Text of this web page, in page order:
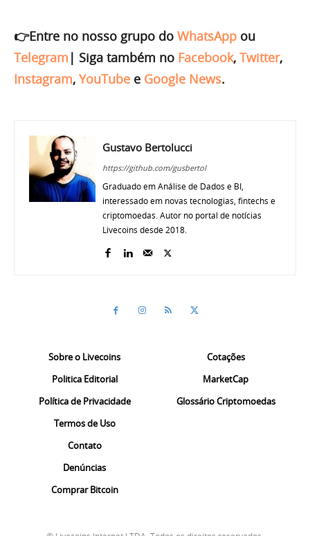
👉Entre no nosso grupo do WhatsApp ou
Telegram | Siga também no Facebook, Twitter,
Instagram, YouTube e Google News.
Gustavo Bertolucci
https://github.com/gusbertol
Graduado em Análise de Dados e BI,
interessado em novas tecnologias, fintechs e
criptomoedas. Autor no portal de notícias
Livecoins desde 2018.
Sobre o Livecoins
Politica Editorial
Política de Privacidade
Termos de Uso
Contato
Denúncias
Comprar Bitcoin
Cotações
MarketCap
Glossário Criptomoedas